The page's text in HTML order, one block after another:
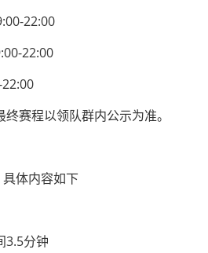
22:00
22:00
赛程以领队群内公示为准。
体内容如下
分钟